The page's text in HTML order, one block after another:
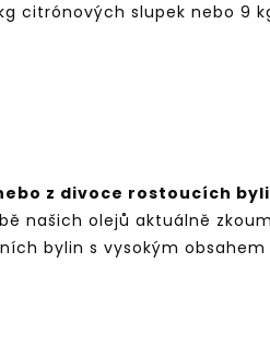
citrónových slupek nebo 9
z divoce rostoucích
našich olejů aktuálně
bylin s vysokým